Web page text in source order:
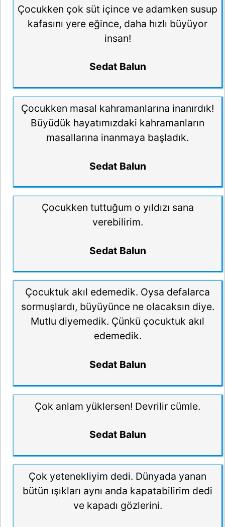
Çocukken çok süt içince ve adamken susup
kafasını yere eğince, daha hızlı büyüyor
insan!
Sedat Balun
Çocukken masal kahramanlarına inanırdık!
Büyüdük hayatımızdaki kahramanların
masallarına inanmaya başladık.
Sedat Balun
Çocukken tuttuğum o yıldızı sana
verebilirim.
Sedat Balun
Çocuktuk akıl edemedik. Oysa defalarca
sormuşlardı, büyüyünce ne olacaksın diye.
Mutlu diyemedik. Çünkü çocuktuk akıl
edemedik.
Sedat Balun
Çok anlam yüklersen! Devrilir cümle.
Sedat Balun
Çok yetenekliyim dedi. Dünyada yanan
bütün ışıkları aynı anda kapatabilirim dedi
ve kapadı gözlerini.